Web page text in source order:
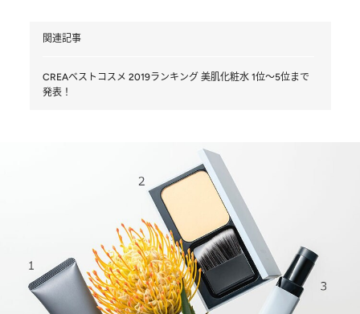
関連記事
CREAベストコスメ 2019ランキング 美肌化粧水 1位～5位まで
発表！